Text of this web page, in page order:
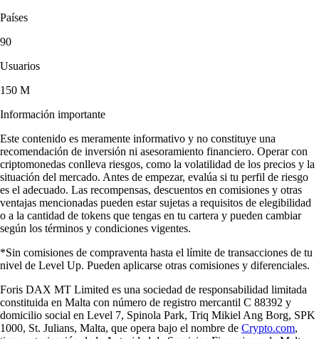
Países
90
Usuarios
150 M
Información importante
Este contenido es meramente informativo y no constituye una
recomendación de inversión ni asesoramiento financiero. Operar con
criptomonedas conlleva riesgos, como la volatilidad de los precios y la
situación del mercado. Antes de empezar, evalúa si tu perfil de riesgo
es el adecuado. Las recompensas, descuentos en comisiones y otras
ventajas mencionadas pueden estar sujetas a requisitos de elegibilidad
o a la cantidad de tokens que tengas en tu cartera y pueden cambiar
según los términos y condiciones vigentes.
*Sin comisiones de compraventa hasta el límite de transacciones de tu
nivel de Level Up. Pueden aplicarse otras comisiones y diferenciales.
Foris DAX MT Limited es una sociedad de responsabilidad limitada
constituida en Malta con número de registro mercantil C 88392 y
domicilio social en Level 7, Spinola Park, Triq Mikiel Ang Borg, SPK
1000, St. Julians, Malta, que opera bajo el nombre de Crypto.com,